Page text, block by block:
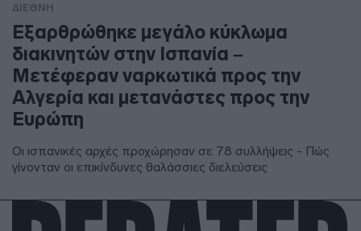
ΔΙΕΘΝΗ
Εξαρθρώθηκε μεγάλο κύκλωμα
διακινητών στην Ισπανία –
Μετέφεραν ναρκωτικά προς την
Αλγερία και μετανάστες προς την
Ευρώπη
Οι ισπανικές αρχές προχώρησαν σε 78 συλλήψεις - Πώς
γίνονταν οι επικίνδυνες θαλάσσιες διελεύσεις